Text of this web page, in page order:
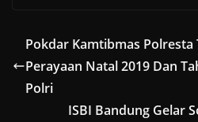
Pokdar Kamtibmas Polresta
Perayaan Natal 2019 Dan
Polri
ISBI Bandung Gelar